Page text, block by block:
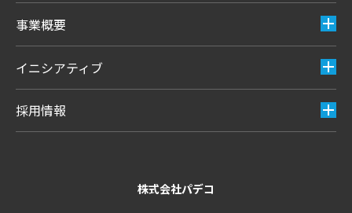
事業概要
イニシアティブ
採用情報
株式会社パデコ